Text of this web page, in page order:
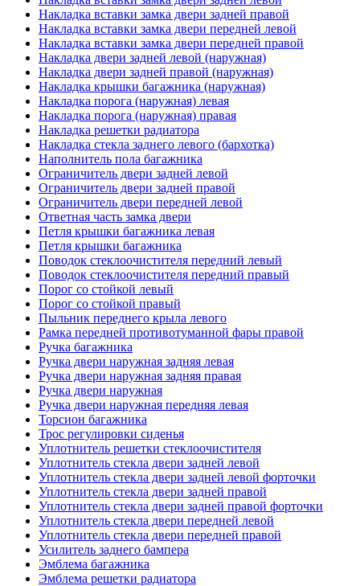
Накладка вставки замка двери задней правой
Накладка вставки замка двери передней левой
Накладка вставки замка двери передней правой
Накладка двери задней левой (наружная)
Накладка двери задней правой (наружная)
Накладка крышки багажника (наружная)
Накладка порога (наружная) левая
Накладка порога (наружная) правая
Накладка решетки радиатора
Накладка стекла заднего левого (бархотка)
Наполнитель пола багажника
Ограничитель двери задней левой
Ограничитель двери задней правой
Ограничитель двери передней левой
Ответная часть замка двери
Петля крышки багажника левая
Петля крышки багажника
Поводок стеклоочистителя передний левый
Поводок стеклоочистителя передний правый
Порог со стойкой левый
Порог со стойкой правый
Пыльник переднего крыла левого
Рамка передней противотуманной фары правой
Ручка багажника
Ручка двери наружная задняя левая
Ручка двери наружная задняя правая
Ручка двери наружная
Ручка двери наружная передняя левая
Торсион багажника
Трос регулировки сиденья
Уплотнитель решетки стеклоочистителя
Уплотнитель стекла двери задней левой
Уплотнитель стекла двери задней левой форточки
Уплотнитель стекла двери задней правой
Уплотнитель стекла двери задней правой форточки
Уплотнитель стекла двери передней левой
Уплотнитель стекла двери передней правой
Усилитель заднего бампера
Эмблема багажника
Эмблема решетки радиатора